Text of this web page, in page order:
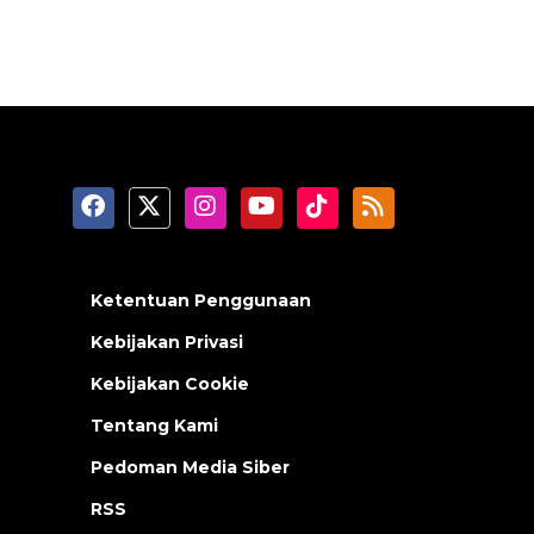
Ketentuan Penggunaan
Kebijakan Privasi
Kebijakan Cookie
Tentang Kami
Pedoman Media Siber
RSS